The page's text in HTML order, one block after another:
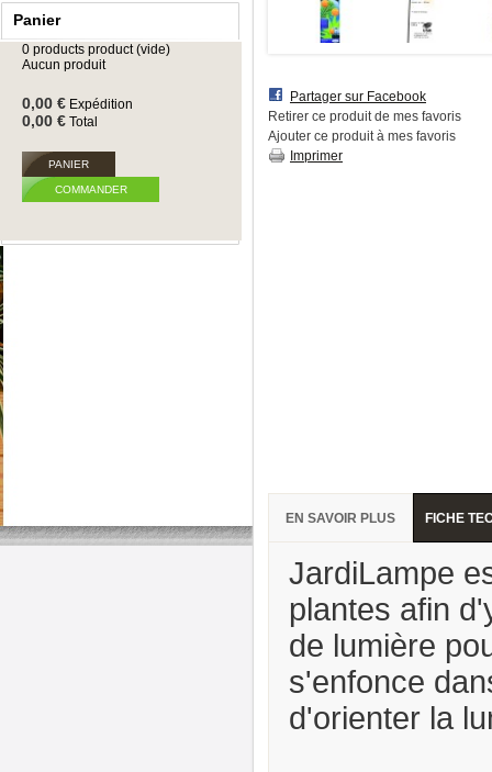
Panier
0 products product (vide)
Aucun produit
0,00 € Expédition
0,00 € Total
PANIER
COMMANDER
Partager sur Facebook
Retirer ce produit de mes favoris
Ajouter ce produit à mes favoris
Imprimer
EN SAVOIR PLUS FICHE
JardiLampe
plantes afin
de lumière
s'enfonce
d'orienter la